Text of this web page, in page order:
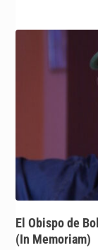
El Obispo de
(In Memoriam)